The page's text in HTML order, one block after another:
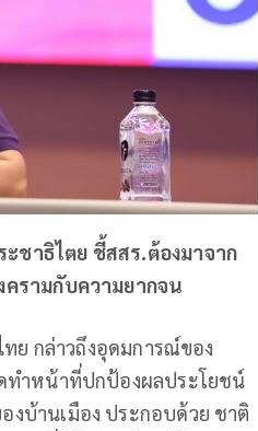
ชาธิไตย ชี้สสร.ต้องมาจาก
ครามกับความยากจน
ย กล่าวถึงอุดมการณ์ของ
ทำหน้าที่ปกป้องผลประโยชน์
บ้านเมือง ประกอบด้วย ชาติ